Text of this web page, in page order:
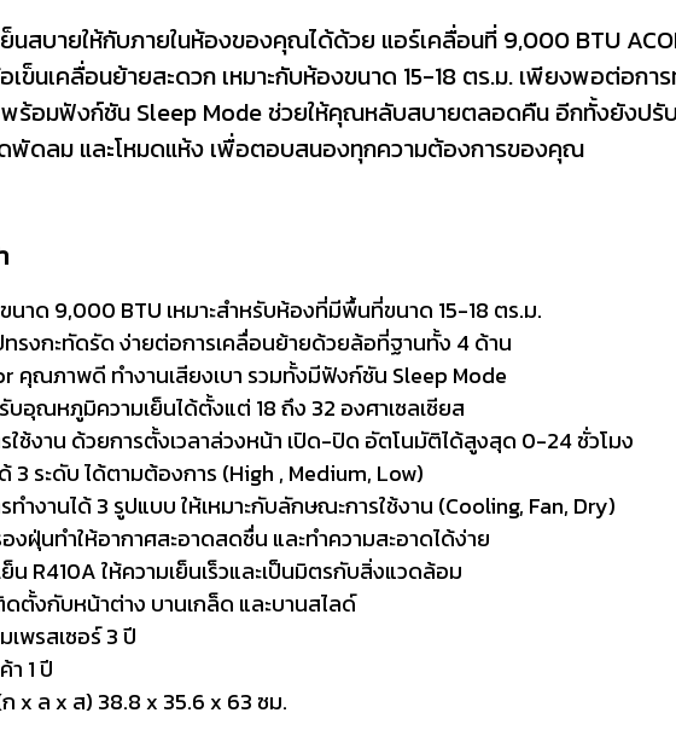
นสบายให้กับภายในห้องของคุณได้ด้วย แอร์เคลื่อนที่ 9,000 BTU
ข็นเคลื่อนย้ายสะดวก เหมาะกับห้องขนาด 15-18 ตร.ม. เพียงพอต่อก
ร้อมฟังก์ชัน Sleep Mode ช่วยให้คุณหลับสบายตลอดคืน อีกทั้งยังปรับ
ดพัดลม และโหมดแห้ง เพื่อตอบสนองทุกความต้องการของคุณ
นาด 9,000 BTU เหมาะสำหรับห้องที่มีพื้นที่ขนาด 15-18 ตร.ม.
รงกะทัดรัด ง่ายต่อการเคลื่อนย้ายด้วยล้อที่ฐานทั้ง 4 ด้าน
คุณภาพดี ทำงานเสียงเบา รวมทั้งมีฟังก์ชัน Sleep Mode
บอุณหภูมิความเย็นได้ตั้งแต่ 18 ถึง 32 องศาเซลเซียส
ใช้งาน ด้วยการตั้งเวลาล่วงหน้า เปิด-ปิด อัตโนมัติได้สูงสุด 0-24 ชั่วโมง
3 ระดับ ได้ตามต้องการ (High , Medium, Low)
ทำงานได้ 3 รูปแบบ ให้เหมาะกับลักษณะการใช้งาน (Cooling, Fan, Dry)
งฝุ่นทำให้อากาศสะอาดสดชื่น และทำความสะอาดได้ง่าย
น R410A ให้ความเย็นเร็วและเป็นมิตรกับสิ่งแวดล้อม
ตั้งกับหน้าต่าง บานเกล็ด และบานสไลด์
พรสเซอร์ 3 ปี
1 ปี
x ล x ส) 38.8 x 35.6 x 63 ซม.